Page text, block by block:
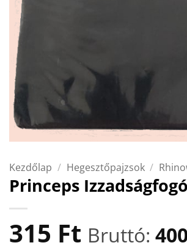
Kezdőlap / Hegesztőpajzsok /
Princeps
315 Ft Bruttó: